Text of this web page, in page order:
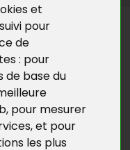
et
pour
de
: pour
de base du
, pour mesurer
,et pour
les plus
:
ce